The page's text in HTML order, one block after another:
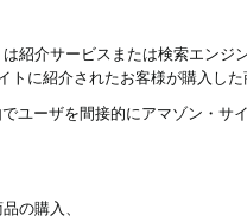
紹介サービスまたは検索エンジ
に紹介されたお客様が購入した
ユーザを間接的にアマゾン・サ
の購入、